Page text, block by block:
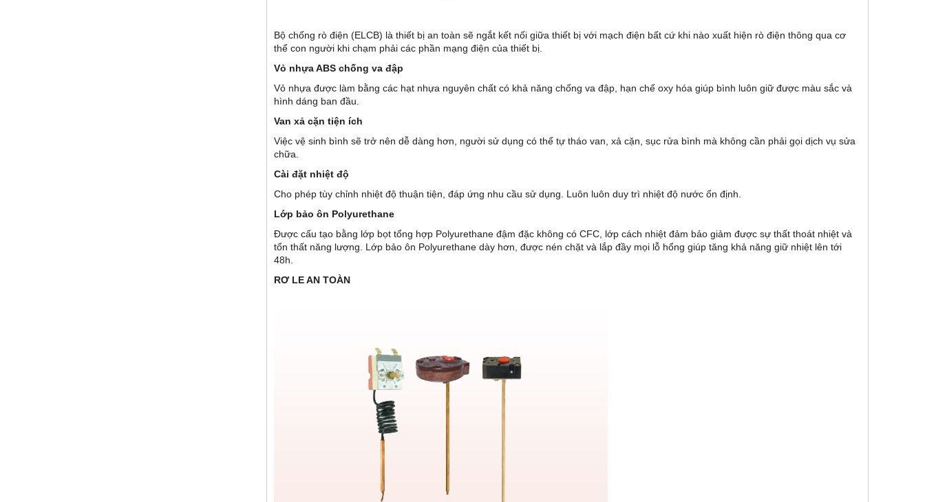
Bộ chống rò điện (ELCB) là thiết bị an toàn sẽ ngắt kết nối giữa thiết bị với mạch điện bất cứ khi nào xuất hiện rò điện thông qua cơ
thể con người khi chạm phải các phần mạng điện của thiết bị.
Vỏ nhựa ABS chống va đập
Vỏ nhựa được làm bằng các hạt nhựa nguyên chất có khả năng chống va đập, hạn chế oxy hóa giúp bình luôn giữ được màu sắc và
hình dáng ban đầu.
Van xả cặn tiện ích
Việc vệ sinh bình sẽ trở nên dễ dàng hơn, người sử dụng có thể tự tháo van, xả cặn, sục rửa bình mà không cần phải gọi dịch vụ sửa
chữa.
Cài đặt nhiệt độ
Cho phép tùy chỉnh nhiệt độ thuận tiện, đáp ứng nhu cầu sử dụng. Luôn luôn duy trì nhiệt độ nước ổn định.
Lớp bảo ôn Polyurethane
Được cấu tạo bằng lớp bọt tổng hợp Polyurethane đậm đặc không có CFC, lớp cách nhiệt đảm bảo giảm được sự thất thoát nhiệt và
tổn thất năng lượng. Lớp bảo ôn Polyurethane dày hơn, được nén chặt và lắp đầy mọi lỗ hổng giúp tăng khả năng giữ nhiệt lên tới
48h.
RƠ LE AN TOÀN